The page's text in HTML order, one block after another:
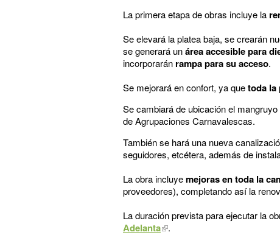
La primera etapa de obras incluye la
Se elevará la platea baja, se crearán
se generará unárea accesible para
incorporarán rampa para su acceso.
Se mejorará en confort, ya quetoda la
Se cambiará de ubicación el
de Agrupaciones Carnavalescas.
También se hará una nueva
seguidores, etcétera, además de
La obra incluyemejoras en toda la
proveedores), completando así la
La duración prevista para ejecutar la
Adelanta
.